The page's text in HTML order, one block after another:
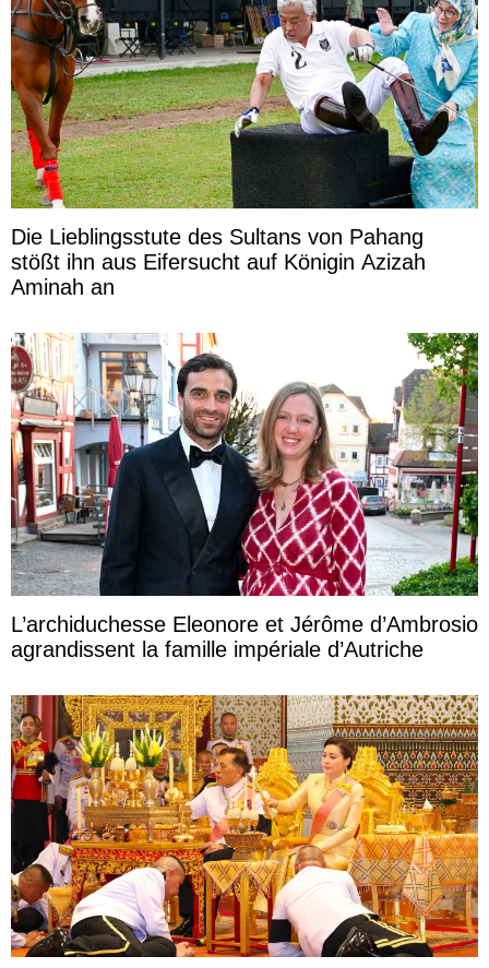
Die Lieblingsstute des Sultans von Pahang
stößt ihn aus Eifersucht auf Königin Azizah
Aminah an
L’archiduchesse Eleonore et Jérôme d’Ambrosio
agrandissent la famille impériale d’Autriche